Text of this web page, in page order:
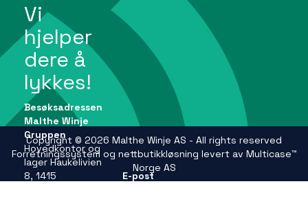
Vi
hjelper
dere å
lykkes!
Besøksadressen
Malthe Winje
Gruppen
Hovedkontor og
lager Haukelivien
8, 1415
E-post
Copyright © 2026 Malthe Winje AS - All rights reserved
Forretningssystem og nettbutikkløsning levert av Multicase™
Norge AS